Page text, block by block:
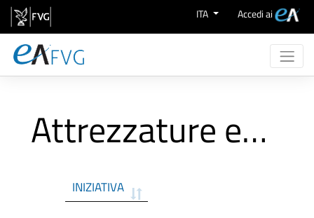
Salta al contenuto ITA Accedi ai
eProcurement
Supporto
Aree Merceologiche
Attrezzature e indumenti
INIZIATIVA